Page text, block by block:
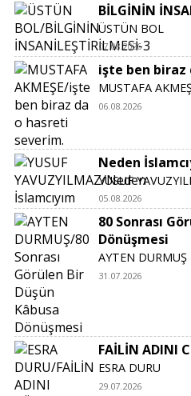
BİLGİNİN
ÜSTÜN BOL
07.08.2026
işte ben biraz
MUSTAFA
06.08.2026
Neden
YUSUF
05.08.2026
80 Sonrası
Dönüşmesi
AYTEN DURMUŞ
31.07.2026
FAİLİN ADINI
ESRA DURU
29.07.2026